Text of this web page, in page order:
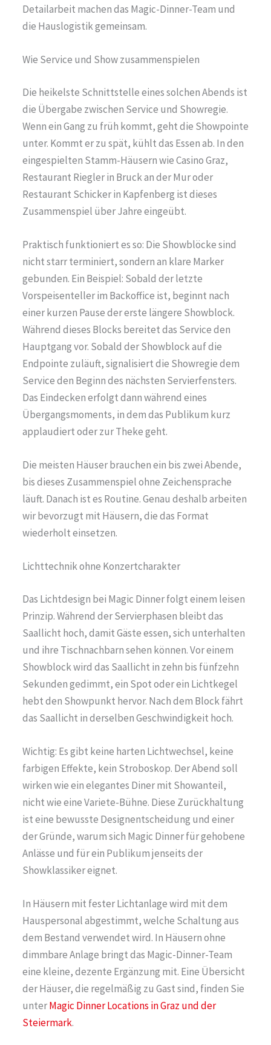
Detailarbeit machen das Magic-Dinner-Team und
die Hauslogistik gemeinsam.
Wie Service und Show zusammenspielen
Die heikelste Schnittstelle eines solchen Abends ist
die Übergabe zwischen Service und Showregie.
Wenn ein Gang zu früh kommt, geht die Showpointe
unter. Kommt er zu spät, kühlt das Essen ab. In den
eingespielten Stamm-Häusern wie Casino Graz,
Restaurant Riegler in Bruck an der Mur oder
Restaurant Schicker in Kapfenberg ist dieses
Zusammenspiel über Jahre eingeübt.
Praktisch funktioniert es so: Die Showblöcke sind
nicht starr terminiert, sondern an klare Marker
gebunden. Ein Beispiel: Sobald der letzte
Vorspeisenteller im Backoffice ist, beginnt nach
einer kurzen Pause der erste längere Showblock.
Während dieses Blocks bereitet das Service den
Hauptgang vor. Sobald der Showblock auf die
Endpointe zuläuft, signalisiert die Showregie dem
Service den Beginn des nächsten Servierfensters.
Das Eindecken erfolgt dann während eines
Übergangsmoments, in dem das Publikum kurz
applaudiert oder zur Theke geht.
Die meisten Häuser brauchen ein bis zwei Abende,
bis dieses Zusammenspiel ohne Zeichensprache
läuft. Danach ist es Routine. Genau deshalb arbeiten
wir bevorzugt mit Häusern, die das Format
wiederholt einsetzen.
Lichttechnik ohne Konzertcharakter
Das Lichtdesign bei Magic Dinner folgt einem leisen
Prinzip. Während der Servierphasen bleibt das
Saallicht hoch, damit Gäste essen, sich unterhalten
und ihre Tischnachbarn sehen können. Vor einem
Showblock wird das Saallicht in zehn bis fünfzehn
Sekunden gedimmt, ein Spot oder ein Lichtkegel
hebt den Showpunkt hervor. Nach dem Block fährt
das Saallicht in derselben Geschwindigkeit hoch.
Wichtig: Es gibt keine harten Lichtwechsel, keine
farbigen Effekte, kein Stroboskop. Der Abend soll
wirken wie ein elegantes Diner mit Showanteil,
nicht wie eine Variete-Bühne. Diese Zurückhaltung
ist eine bewusste Designentscheidung und einer
der Gründe, warum sich Magic Dinner für gehobene
Anlässe und für ein Publikum jenseits der
Showklassiker eignet.
In Häusern mit fester Lichtanlage wird mit dem
Hauspersonal abgestimmt, welche Schaltung aus
dem Bestand verwendet wird. In Häusern ohne
dimmbare Anlage bringt das Magic-Dinner-Team
eine kleine, dezente Ergänzung mit. Eine Übersicht
der Häuser, die regelmäßig zu Gast sind, finden Sie
unterMagic Dinner Locations in Graz und der
Steiermark.